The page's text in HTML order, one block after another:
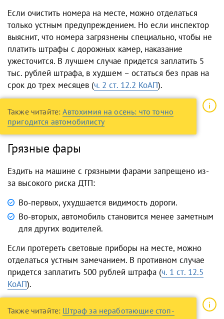
Если очистить номера на месте, можно отделаться
только устным предупреждением. Но если инспектор
выяснит, что номера загрязнены специально, чтобы не
платить штрафы с дорожных камер, наказание
ужесточится. В лучшем случае придется заплатить 5
тыс. рублей штрафа, в худшем – остаться без прав на
срок до трех месяцев (ч. 2 ст. 12.2 КоАП).
Также читайте:Автохимия на осень: что точно
пригодится автомобилисту
Грязные фары
Ездить на машине с грязными фарами запрещено из-
за высокого риска ДТП:
Во-первых, ухудшается видимость дороги.
Во-вторых, автомобиль становится менее заметным
для других водителей.
Если протереть световые приборы на месте, можно
отделаться устным замечанием. В противном случае
придется заплатить 500 рублей штрафа (ч. 1 ст. 12.5
КоАП).
Также читайте: Штраф за неработающие стоп-